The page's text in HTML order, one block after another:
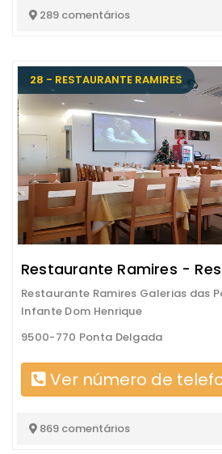
289 comentários
28 - RESTAURANTE RAMIRES
Restaurante Ramires -
Restaurante Ramires Galerias das
Infante Dom Henrique
9500-770 Ponta Delgada
Ver número de
869 comentários